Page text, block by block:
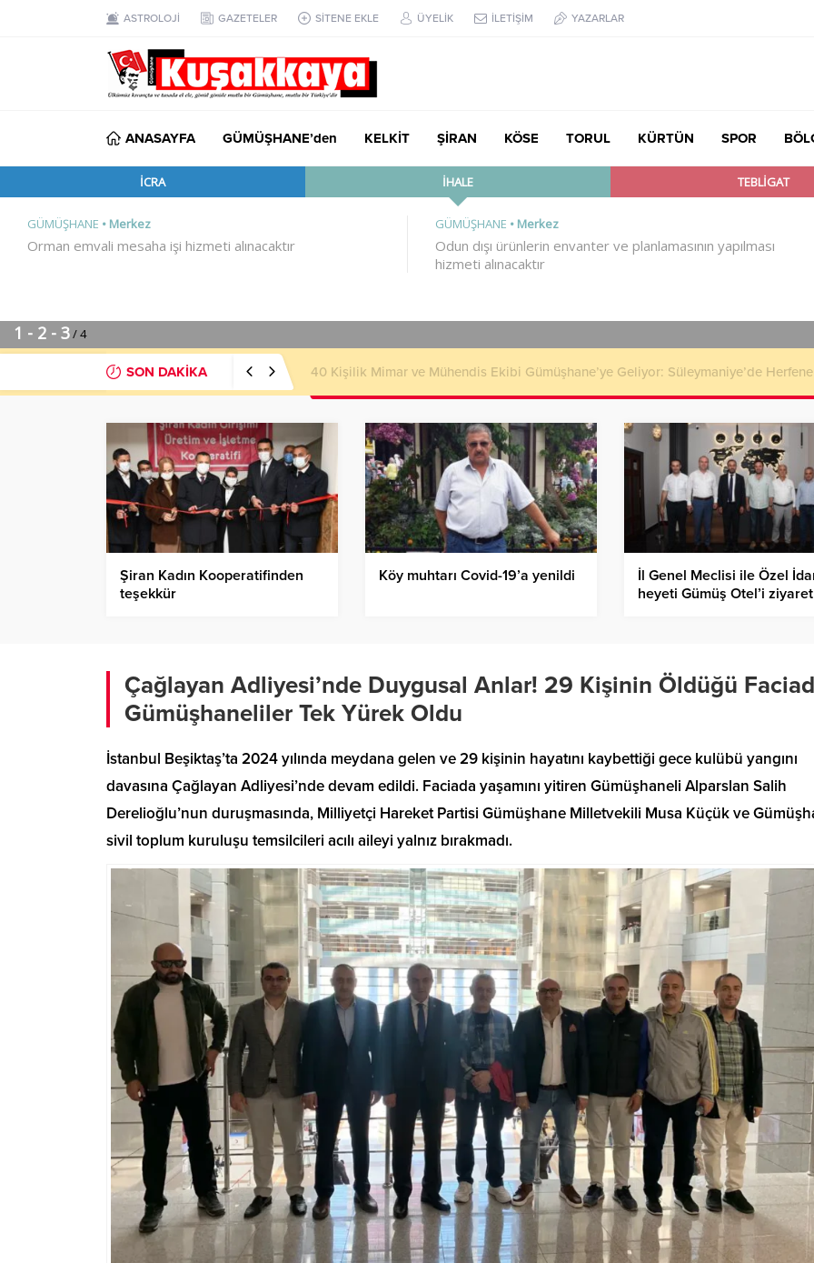
ASTROLOJİ GAZETELER SİTENE EKLE ÜYELİK İLETİŞİM YAZARLAR
ANASAYFA GÜMÜŞHANE’den KELKİT ŞİRAN KÖSE TORUL KÜRTÜN SPOR
SON DAKİKA 40 Kişilik Mimar ve Mühendis Ekibi Gümüşhane’ye Geliyor: Süleymaniye’de
Şiran Kadın Kooperatifinden
teşekkür
Köy muhtarı Covid-19’a yenildi
İl Genel Meclisi ile Özel
heyeti Gümüş Otel’i
Çağlayan Adliyesi’nde Duygusal Anlar! 29 Kişinin Öldüğü
Gümüşhaneliler Tek Yürek Oldu
İstanbul Beşiktaş’ta 2024 yılında meydana gelen ve 29 kişinin hayatını kaybettiği gece kulübü yangını
davasına Çağlayan Adliyesi’nde devam edildi. Faciada yaşamını yitiren Gümüşhaneli Alparslan Salih
Derelioğlu’nun duruşmasında, Milliyetçi Hareket Partisi Gümüşhane Milletvekili Musa Küçük ve
sivil toplum kuruluşu temsilcileri acılı aileyi yalnız bırakmadı.